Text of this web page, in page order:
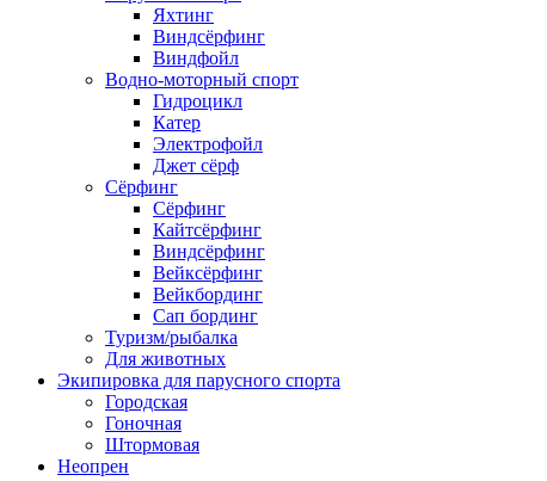
Яхтинг
Виндсёрфинг
Виндфойл
Водно-моторный спорт
Гидроцикл
Катер
Электрофойл
Джет сёрф
Сёрфинг
Сёрфинг
Кайтсёрфинг
Виндсёрфинг
Вейксёрфинг
Вейкбординг
Сап бординг
Туризм/рыбалка
Для животных
Экипировка для парусного спорта
Городская
Гоночная
Штормовая
Неопрен